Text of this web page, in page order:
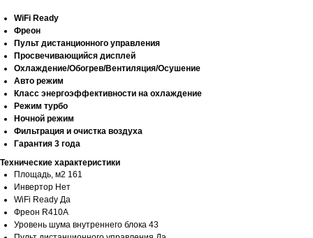
WiFi Ready
Фреон
Пульт дистанционного управления
Просвечивающийся дисплей
Охлаждение/Обогрев/Вентиляция/Осушение
Авто режим
Класс энергоэффективности на охлаждение
Режим турбо
Ночной режим
Фильтрация и очистка воздуха
Гарантия 3 года
Технические характеристики
Площадь, м2 161
Инвертор Нет
WiFi Ready Да
Фреон R410A
Уровень шума внутреннего блока 43